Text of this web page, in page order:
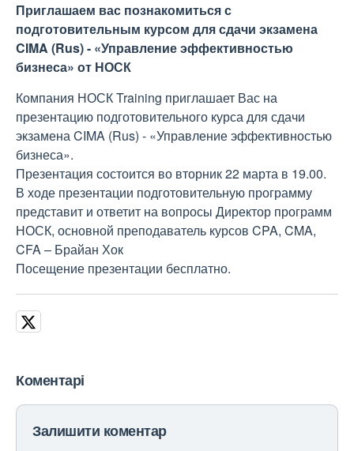
Приглашаем вас познакомиться с
подготовительным курсом для сдачи экзамена
CIMA (Rus) - «Управление эффективностью
бизнеса» от НОСК
Компания НОСК Training приглашает Вас на
презентацию подготовительного курса для сдачи
экзамена CIMA (Rus) - «Управление эффективностью
бизнеса».
Презентация состоится во вторник 22 марта в 19.00.
В ходе презентации подготовительную программу
представит и ответит на вопросы Директор программ
НОСК, основной преподаватель курсов CPA, CMA,
CFA – Брайан Хок
Посещение презентации бесплатно.
Коментарі
Залишити коментар